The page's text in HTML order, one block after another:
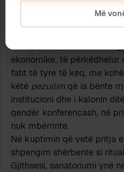
të hynte brenda trupit të
të shpresës, zakonisht në
ekonomike, të përkëdhelur
fatit të tyre të keq, me
këtë pezullimqë ia bënte
institucioni dhe i kalonin
qendër konferencash, në
nuk mbërrinte.
Në kuptimin që vetë pritja
shpengim shërbente si
Gjithsesi, sanatoriumi ynë
Më